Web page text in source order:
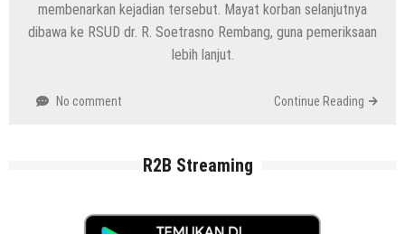
membenarkan kejadian tersebut. Mayat korban selanjutnya
dibawa ke RSUD dr. R. Soetrasno Rembang, guna pemeriksaan
lebih lanjut.
No comment Continue Reading
R2B Streaming